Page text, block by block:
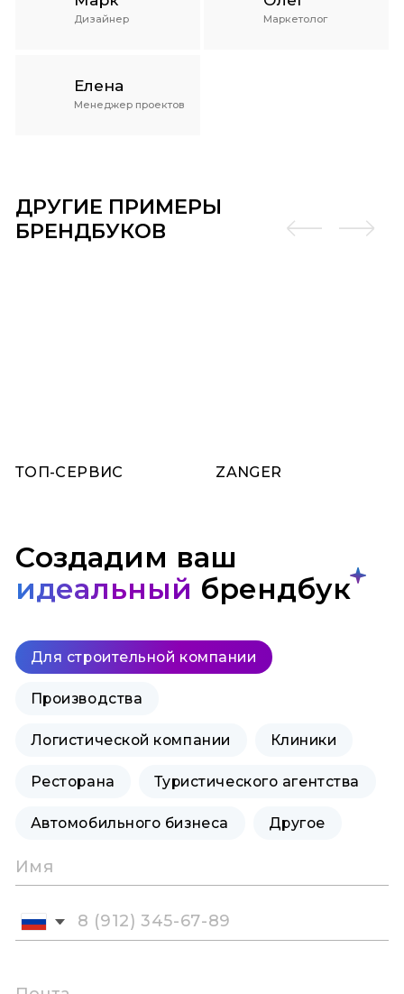
Дизайнер Маркетолог
Елена
Менеджер проектов
ДРУГИЕ ПРИМЕРЫ
БРЕНДБУКОВ
ТОП-СЕРВИС ZANGER
Создадим ваш
идеальный брендбук
Для строительной компании
Производства
Логистической компании Клиники
Ресторана Туристического агентства
Автомобильного бизнеса Другое